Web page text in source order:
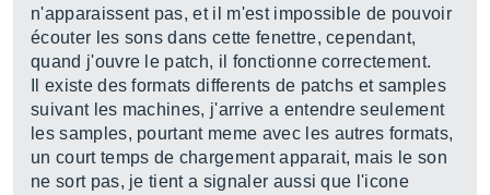
n'apparaissent pas, et il m'est impossible de pouvoir
écouter les sons dans cette fenettre, cependant,
quand j'ouvre le patch, il fonctionne correctement.
Il existe des formats differents de patchs et samples
suivant les machines, j'arrive a entendre seulement
les samples, pourtant meme avec les autres formats,
un court temps de chargement apparait, mais le son
ne sort pas, je tient a signaler aussi que l'icone